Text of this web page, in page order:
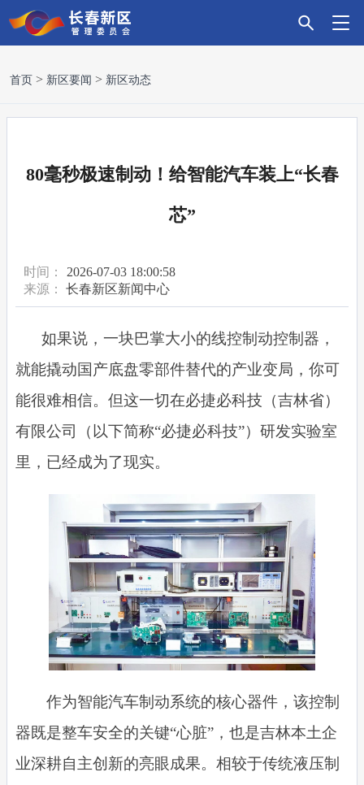
首
页
新
区
要
政
务
服
主
导
产
技
创
新
商
引
商
环
建
引
进
新
首页 新区要闻 新区动态
80毫秒极速制动！给智能汽车装上“长春
芯”
时间：
2026-07-03 18:00:58
来源：
长春新区新闻中心
如果说，一块巴掌大小的线控制动控制器，
就能撬动国产底盘零部件替代的产业变局，你可
能很难相信。但这一切在必捷必科技（吉林省）
有限公司（以下简称“必捷必科技”）研发实验室
里，已经成为了现实。
作为智能汽车制动系统的核心器件，该控制
器既是整车安全的关键“心脏”，也是吉林本土企
业深耕自主创新的亮眼成果。相较于传统液压制